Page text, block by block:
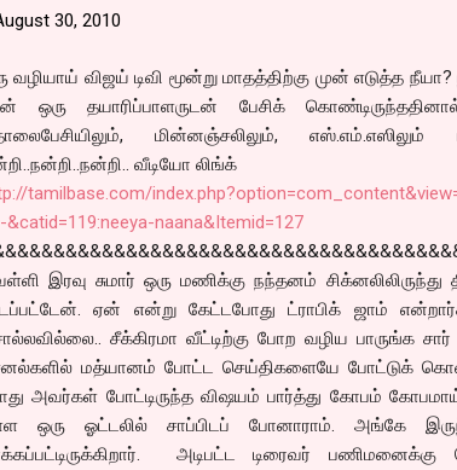
30, 2010
வழியாய் விஜய் டிவி மூன்று மாதத்திற்கு முன் எடுத்த
ஒரு தயாரிப்பாளருடன் பேசிக்
மின்னஞ்சலிலும்,
வீடியோ லிங்க்
tamilbase.com/
&catid=119:neeya-naana&Itemid=127
இரவு சுமார் ஒரு மணிக்கு நந்தனம் சிக்னலிலிருந்து
ஏன் என்று கேட்டபோது ட்ராபிக் ஜாம்
சீக்கிரமா வீட்டிற்கு போற வழிய பாருங்க
மத்யானம் போட்ட செய்திகளையே போட்டுக்
அவர்கள் போட்டிருந்த விஷயம் பார்த்து கோபம்
ஒரு ஓட்டலில் சாப்பிடப் போனாராம். அங்கே
அடிபட்ட டிரைவர்